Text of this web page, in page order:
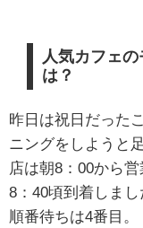
人気カフェ
は？
昨日は祝日だった
ニングをしようと
店は朝8：00から営
8：40頃到着しまし
順番待ちは4番目。